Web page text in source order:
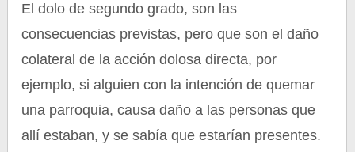
El dolo de segundo grado, son las
consecuencias previstas, pero que son el daño
colateral de la acción dolosa directa, por
ejemplo, si alguien con la intención de quemar
una parroquia, causa daño a las personas que
allí estaban, y se sabía que estarían presentes.